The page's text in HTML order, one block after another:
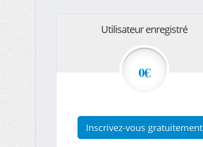
Utilisateur enregistré
0€
Inscrivez-vous gratuitement